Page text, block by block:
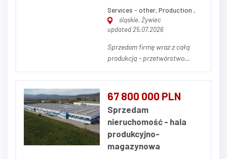
Services - other, Production ,
śląskie, Żywiec
updated 25.07.2026
Sprzedam firmę wraz z całą
produkcją - przetwórstwo
zorganizowane
przedsiębiorstwo produkcyjne
wraz ze znaną marką własną -
branża ślusarstwo wraz z
produkcją elementów z tworzyw
sztucznych. Firma powst...
67 800 000 PLN
Sprzedam
nieruchomość - hala
produkcyjno-
magazynowa